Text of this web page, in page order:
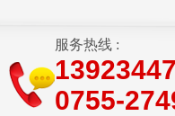
服务热线 :
0755-